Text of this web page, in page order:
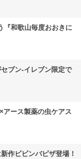
『和歌山毎度おおきに
ブン‐イレブン限定で
アース製薬の虫ケアス
作ビビンバピザ登場！